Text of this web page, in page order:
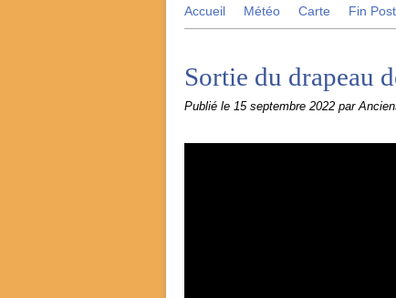
Accueil Météo Carte Fin
Sortie du drapeau
Publié le 15 septembre 2022 par